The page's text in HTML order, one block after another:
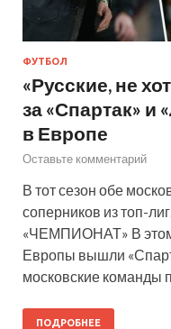
ФУТБОЛ
«Русские, не
за «Спартак» и
в Европе
Оставьте комментарий
В тот сезон обе
соперников из топ-
«ЧЕМПИОНАТ» В этом
Европы вышли
московские команды
ПОДРОБНЕЕ